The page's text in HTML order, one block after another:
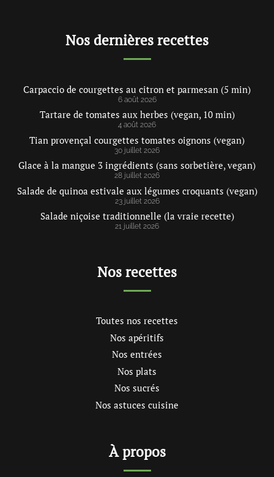
Nos dernières recettes
Carpaccio de courgettes au citron et parmesan (5 min)
6 août 2026
Tartare de tomates aux herbes (vegan, 10 min)
4 août 2026
Tian provençal courgettes tomates oignons (vegan)
30 juillet 2026
Glace à la mangue 3 ingrédients (sans sorbetière, vegan)
28 juillet 2026
Salade de quinoa estivale aux légumes croquants (vegan)
23 juillet 2026
Salade niçoise traditionnelle (la vraie recette)
21 juillet 2026
Nos recettes
Toutes nos recettes
Nos apéritifs
Nos entrées
Nos plats
Nos sucrés
Nos astuces cuisine
À propos